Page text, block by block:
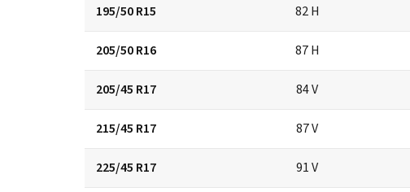
195/50 R15 82 H
205/50 R16 87 H
205/45 R17 84 V
215/45 R17 87 V
225/45 R17 91 V